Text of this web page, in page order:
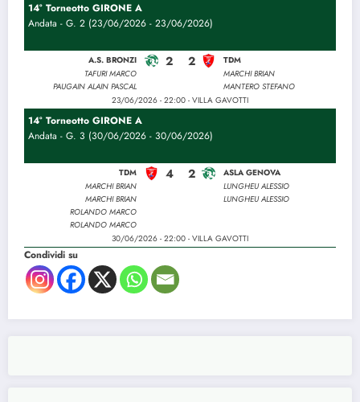
14° Torneotto GIRONE A
Andata - G. 2 (23/06/2026 - 23/06/2026)
A.S. BRONZI
TAFURI MARCO
PAUGAIN ALAIN PASCAL
2 2
TDM
MARCHI BRIAN
MANTERO STEFANO
23/06/2026 - 22:00 - VILLA GAVOTTI
14° Torneotto GIRONE A
Andata - G. 3 (30/06/2026 - 30/06/2026)
TDM
MARCHI BRIAN
MARCHI BRIAN
ROLANDO MARCO
ROLANDO MARCO
4 2
ASLA GENOVA
LUNGHEU ALESSIO
LUNGHEU ALESSIO
30/06/2026 - 22:00 - VILLA GAVOTTI
Condividi su